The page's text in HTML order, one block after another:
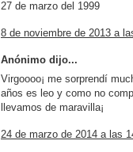
27 de marzo del 1999
8 de noviembre de 2013 a
Anónimo dijo...
Virgoooo¡ me sorprendí
años es leo y como no
llevamos de maravilla¡
24 de marzo de 2014 a las